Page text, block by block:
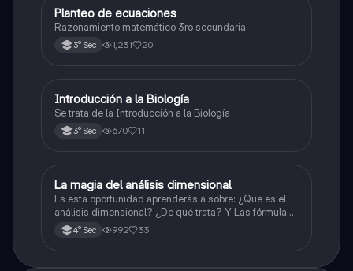
Matemáticas
Planteo de ecuaciones
Razonamiento matemático 3ro secundaria
3° Sec 1,231 20
Biología
Introducción a la Biología
Se trata de la Introducción a la Biología
3° Sec 670 11
Física
La magia del análisis dimensional
Es esta oportunidad aprenderás a sobre: ¿Que es el
análisis dimensional? ¿De qué trata? Y Las fórmulas
de las magnitudes fundamentales y derivadas.
4° Sec 992 33